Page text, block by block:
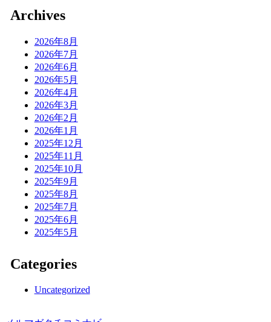
Archives
2026年8月
2026年7月
2026年6月
2026年5月
2026年4月
2026年3月
2026年2月
2026年1月
2025年12月
2025年11月
2025年10月
2025年9月
2025年8月
2025年7月
2025年6月
2025年5月
Categories
Uncategorized